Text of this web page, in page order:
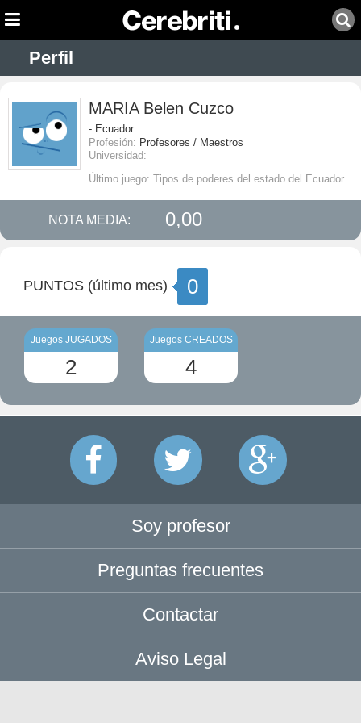
Perfil
MARIA Belen Cuzco
- Ecuador
Profesión: Profesores / Maestros
Universidad:
Último juego: Tipos de poderes del estado del Ecuador
NOTA MEDIA: 0,00
PUNTOS (último mes) 0
Juegos JUGADOS
2
Juegos CREADOS
4
Soy profesor
Preguntas frecuentes
Contactar
Aviso Legal